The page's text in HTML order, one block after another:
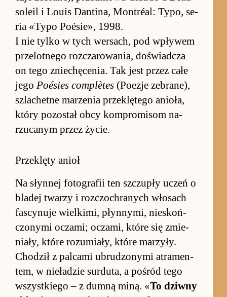
so­leil i Louis Dan­tina, Mon­tréal: Ty­po, se­
ria «Typo Po­ésie», 1998.
I nie tylko w tych wer­sach, pod wpływem
prze­lot­nego roz­czaro­wania, do­świad­cza
on tego znie­chęcenia. Tak jest przez całe
jego Po­ésies com­plètes (Po­ezje ze­brane),
szlachetne ma­rze­nia prze­klętego anio­ła,
który po­został obcy kom­pro­mi­som na­
rzuca­nym przez życie.
Przeklęty anioł
Na słyn­nej fo­to­gra­fii ten szczupły uczeń o
bladej twarzy i roz­czochranych wło­sach
fascynuje wiel­ki­mi, płyn­nymi, nie­skoń­
czonymi oczami; oczami, które się zmie­
nia­ły, które ro­zu­mia­ły, które ma­rzyły.
Chodził z pal­cami ubrudzonymi atramen­
tem, w nie­ładzie sur­du­ta, a po­śród tego
wszyst­kiego – z dumną mi­ną. «To dziwny